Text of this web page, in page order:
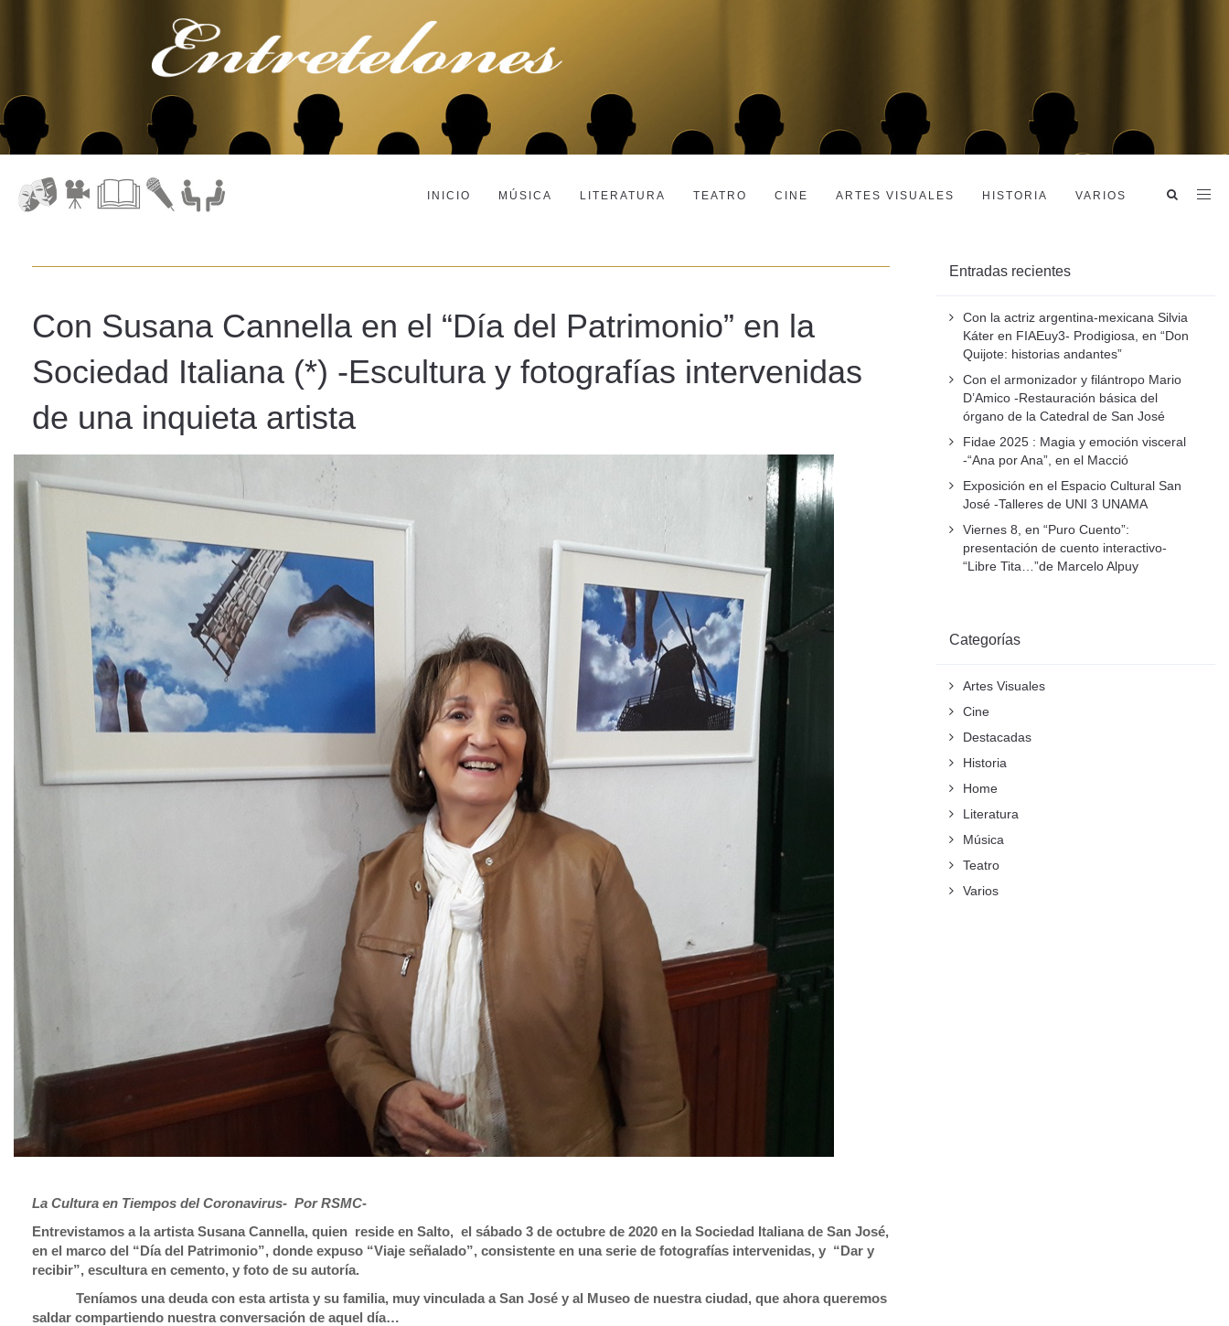
INICIO MÚSICA LITERATURA TEATRO CINE ARTES VISUALES HISTORIA VARIOS
Con Susana Cannella en el “Día del Patrimonio” en la
Sociedad Italiana (*) -Escultura y fotografías intervenidas
de una inquieta artista
La Cultura en Tiempos del Coronavirus- Por RSMC-
Entrevistamos a la artista Susana Cannella, quien reside en Salto, el sábado 3 de octubre de 2020 en la Sociedad Italiana de San José,
en el marco del “Día del Patrimonio”, donde expuso “Viaje señalado”, consistente en una serie de fotografías intervenidas, y “Dar y
recibir”, escultura en cemento, y foto de su autoría.
Teníamos una deuda con esta artista y su familia, muy vinculada a San José y al Museo de nuestra ciudad, que ahora queremos
saldar compartiendo nuestra conversación de aquel día…
Entradas recientes
Con la actriz argentina-mexicana Silvia
Káter en FIAEuy3- Prodigiosa, en “Don
Quijote: historias andantes”
Con el armonizador y filántropo Mario
D’Amico -Restauración básica del
órgano de la Catedral de San José
Fidae 2025 : Magia y emoción visceral
-“Ana por Ana”, en el Macció
Exposición en el Espacio Cultural San
José -Talleres de UNI 3 UNAMA
Viernes 8, en “Puro Cuento”:
presentación de cuento interactivo-
“Libre Tita…”de Marcelo Alpuy
Categorías
Artes Visuales
Cine
Destacadas
Historia
Home
Literatura
Música
Teatro
Varios